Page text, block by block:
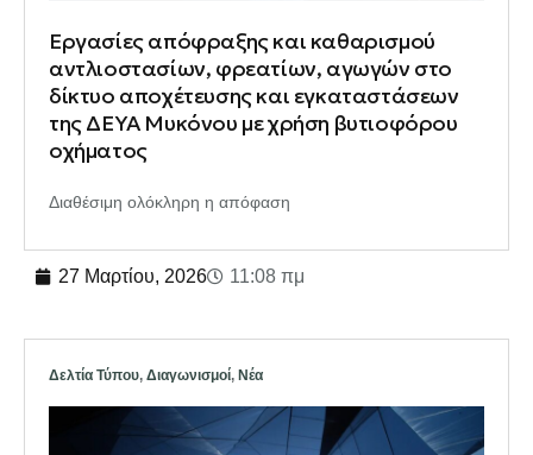
Εργασίες απόφραξης και καθαρισμού
αντλιοστασίων, φρεατίων, αγωγών στο
δίκτυο αποχέτευσης και εγκαταστάσεων
της ΔΕΥΑ Μυκόνου με χρήση βυτιοφόρου
οχήματος
Διαθέσιμη ολόκληρη η απόφαση
27 Μαρτίου, 2026 11:08 πμ
Δελτία Τύπου, Διαγωνισμοί, Νέα